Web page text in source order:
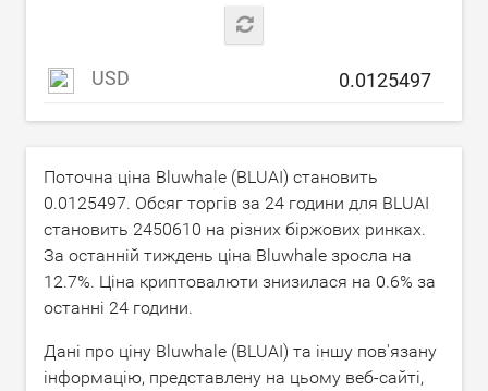
USD
Поточна ціна Bluwhale (BLUAI) становить
0.0125497. Обсяг торгів за 24 години для BLUAI
становить 2450610 на різних біржових ринках.
За останній тиждень ціна Bluwhale зросла на
12.7%. Ціна криптовалюти знизилася на 0.6% за
останні 24 години.
Дані про ціну Bluwhale (BLUAI) та іншу пов'язану
інформацію, представлену на цьому веб-сайті,